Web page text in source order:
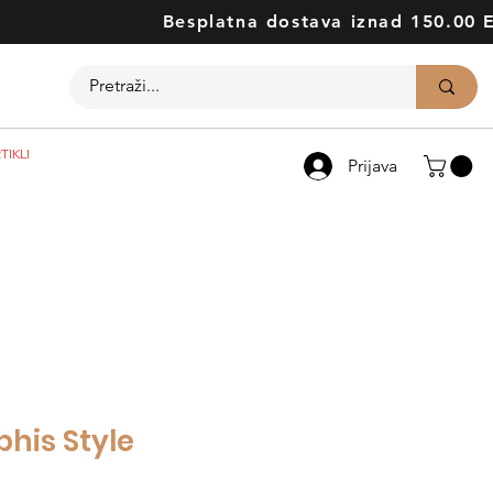
Besplatna dostava iznad 150.00
Prijava
Style